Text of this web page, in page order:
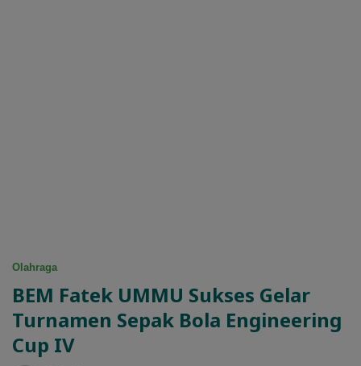
Olahraga
BEM Fatek UMMU Sukses Gelar
Turnamen Sepak Bola Engineering
Cup IV